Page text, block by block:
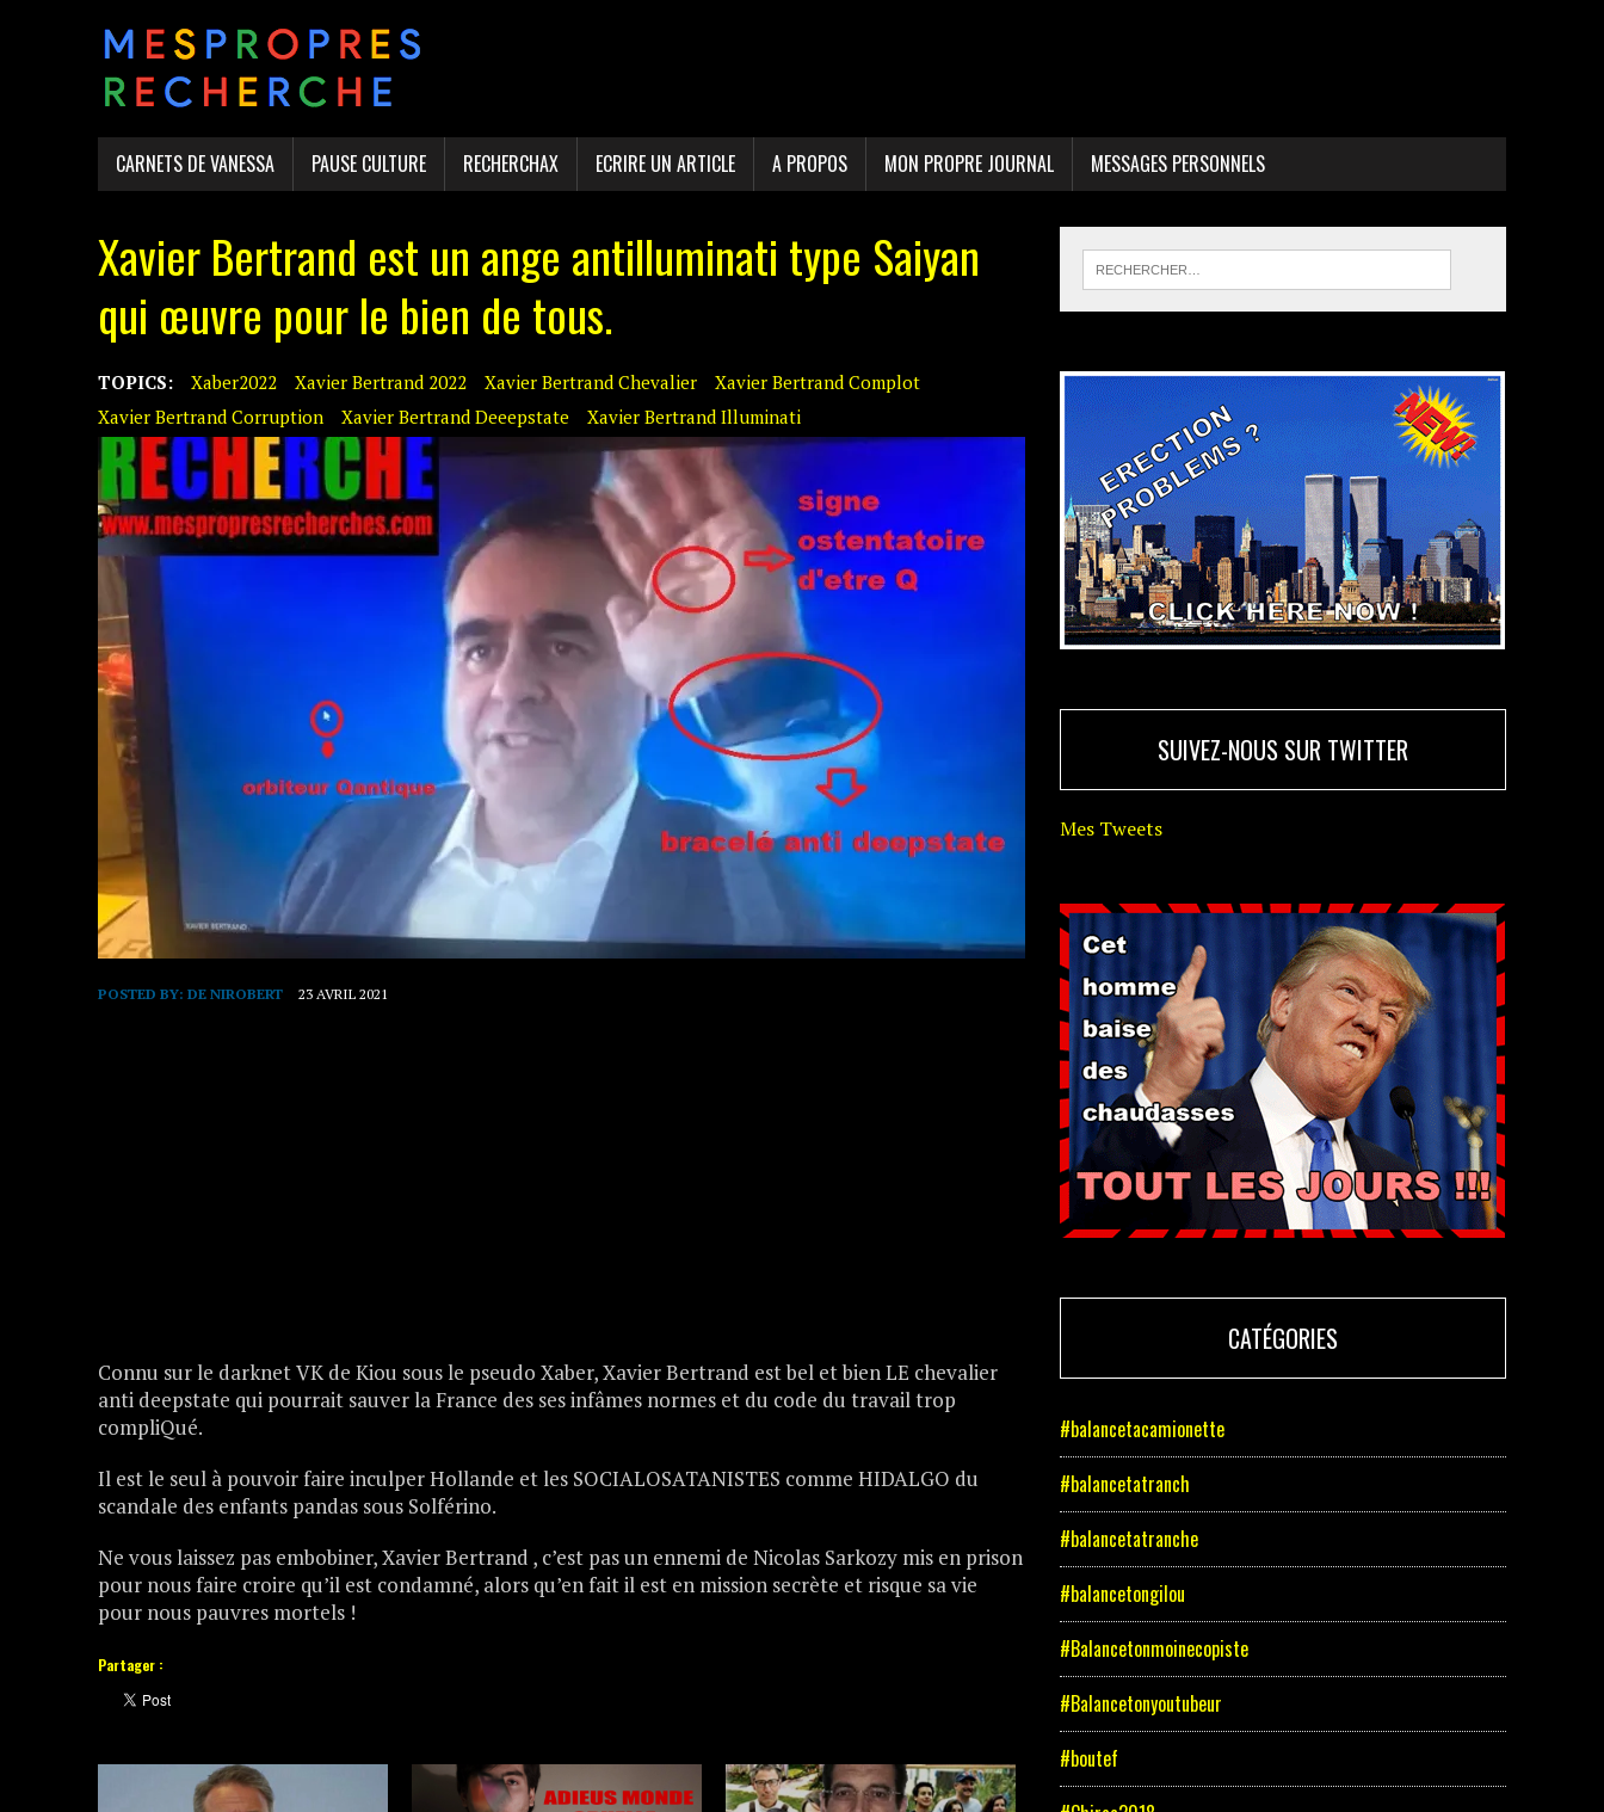
CARNETS DE VANESSA PAUSE CULTURE RECHERCHAX ECRIRE UN ARTICLE A PROPOS MON PROPRE JOURNAL MESSAGES PERSONNELS
Xavier Bertrand est un ange antilluminati type Saiyan
qui œuvre pour le bien de tous.
TOPICS: Xaber2022 Xavier Bertrand 2022 Xavier Bertrand Chevalier
Xavier Bertrand Complot
Xavier Bertrand Corruption
Xavier Bertrand Deeepstate Xavier Bertrand Illuminati
POSTED BY: DE NIROBERT 23 AVRIL 2021
Connu sur le darknet VK de Kiou sous le pseudo Xaber, Xavier Bertrand est bel et bien LE chevalier
anti deepstate qui pourrait sauver la France des ses infâmes normes et du code du travail trop
compliQué.
Il est le seul à pouvoir faire inculper Hollande et les SOCIALOSATANISTES comme HIDALGO du
scandale des enfants pandas sous Solférino.
Ne vous laissez pas embobiner, Xavier Bertrand , c’est pas un ennemi de Nicolas Sarkozy mis en prison
pour nous faire croire qu’il est condamné, alors qu’en fait il est en mission secrète et risque sa vie
pour nous pauvres mortels !
Partager :
SUIVEZ-NOUS SUR TWITTER
Mes Tweets
CATÉGORIES
#balancetacamionette
#balancetatranch
#balancetatranche
#balancetongilou
#Balancetonmoinecopiste
#Balancetonyoutubeur
#boutef